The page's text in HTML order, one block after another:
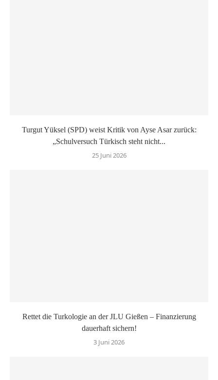
Turgut Yüksel (SPD) weist Kritik von Ayse Asar zurück:
„Schulversuch Türkisch steht nicht...
25 Juni 2026
Rettet die Turkologie an der JLU Gießen – Finanzierung
dauerhaft sichern!
3 Juni 2026